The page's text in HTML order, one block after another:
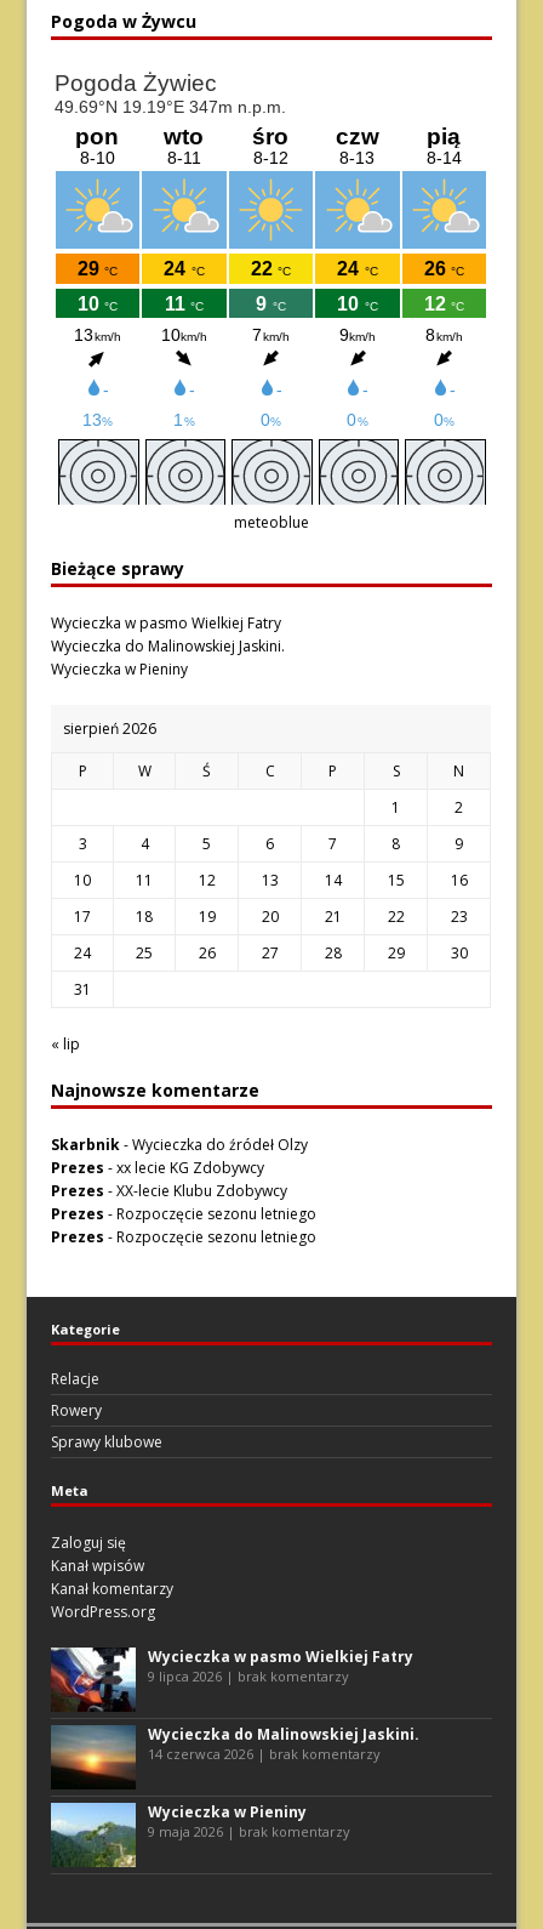
Pogoda w Żywcu
meteoblue
Bieżące sprawy
Wycieczka w pasmo Wielkiej Fatry
Wycieczka do Malinowskiej Jaskini.
Wycieczka w Pieniny
sierpień 2026
P W Ś C P S
N
1
2
3
4 5 6 7 8
9
10
11 12 13 14 15
16
17
18 19 20 21 22
23
24
25 26 27 28 29
30
31
« lip
Najnowsze komentarze
Skarbnik-Wycieczka do źródeł Olzy
Prezes -xx lecie KG Zdobywcy
Prezes -XX-lecie Klubu Zdobywcy
Prezes -Rozpoczęcie sezonu letniego
Prezes -Rozpoczęcie sezonu letniego
Kategorie
Relacje
Rowery
Sprawy klubowe
Meta
Zaloguj się
Kanał wpisów
Kanał komentarzy
WordPress.org
Wycieczka w pasmo Wielkiej Fatry
9 lipca 2026 | brak komentarzy
Wycieczka do Malinowskiej Jaskini.
14 czerwca 2026 | brak komentarzy
Wycieczka w Pieniny
9 maja 2026 | brak komentarzy